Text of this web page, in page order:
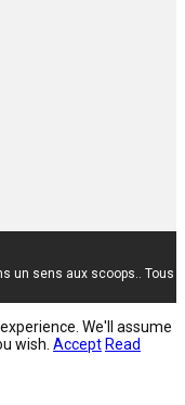
un sens aux scoops.. Tous
We'll assume
wish. Accept Read